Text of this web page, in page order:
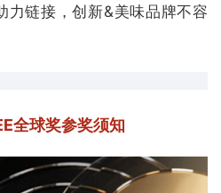
力链接，创新&美味品牌不容
全球奖参奖须知